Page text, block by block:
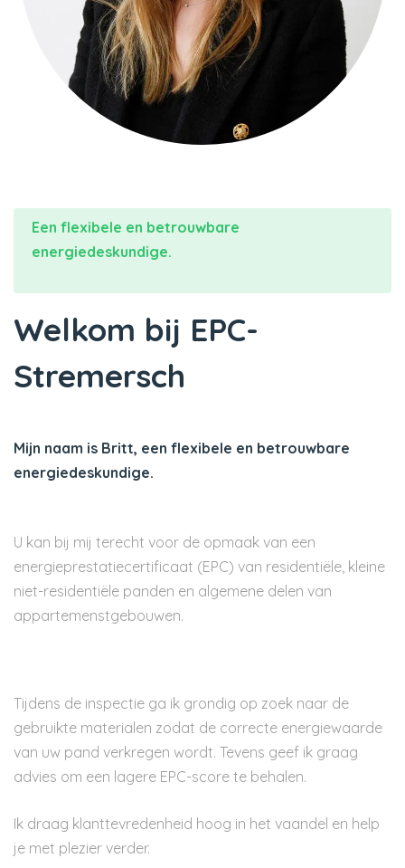
Een flexibele en betrouwbare
energiedeskundige.
Welkom bij EPC-
Stremersch
Mijn naam is Britt, een flexibele en betrouwbare
energiedeskundige.
U kan bij mij terecht voor de opmaak van een
energieprestatiecertificaat (EPC) van residentiële, kleine
niet-residentiële panden en algemene delen van
appartemenstgebouwen.
Tijdens de inspectie ga ik grondig op zoek naar de
gebruikte materialen zodat de correcte energiewaarde
van uw pand verkregen wordt. Tevens geef ik graag
advies om een lagere EPC-score te behalen.
Ik draag klanttevredenheid hoog in het vaandel en help
je met plezier verder.